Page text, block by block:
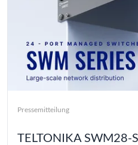
Pressemitteilung
TELTONIKA SWM28-